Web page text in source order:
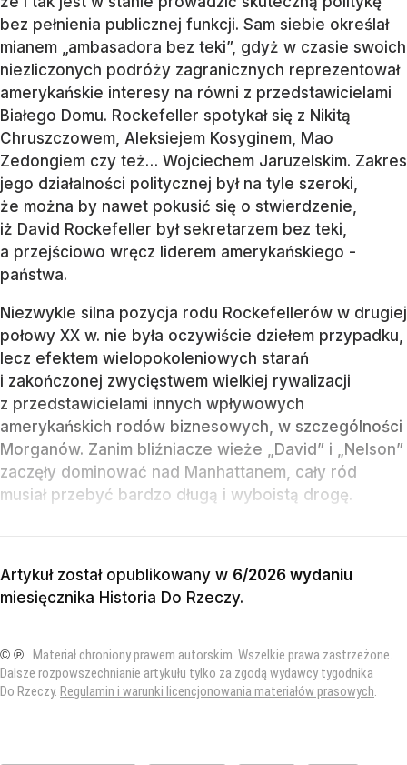
bez pełnienia publicznej funkcji. Sam siebie określał
mianem „ambasadora bez teki”, gdyż w czasie swoich
niezliczonych podróży zagranicznych reprezentował
amerykańskie interesy na równi z przedstawicielami
Białego Domu. Rockefeller spotykał się z Nikitą
Chruszczowem, Aleksiejem Kosyginem, Mao
Zedongiem czy też… Wojciechem Jaruzelskim. Zakres
jego działalności politycznej był na tyle szeroki,
że można by nawet pokusić się o stwierdzenie,
iż David Rockefeller był sekretarzem bez teki,
a przejściowo wręcz liderem amerykańskiego ­
państwa.
Niezwykle silna pozycja rodu Rockefellerów w drugiej
połowy XX w. nie była oczywiście dziełem przypadku,
lecz efektem wielopokoleniowych starań
i zakończonej zwycięstwem wielkiej rywalizacji
z przedstawicielami innych wpływowych
amerykańskich rodów biznesowych, w szczególności
Morganów. Zanim bliźniacze wieże „David” i „Nelson”
zaczęły dominować nad Manhattanem, cały ród
musiał przebyć bardzo długą i wyboistą drogę.
Artykuł został opublikowany w 6/2026 wydaniu
miesięcznika Historia Do Rzeczy.
© ℗ Materiał chroniony prawem autorskim. Wszelkie prawa zastrzeżone.
Dalsze rozpowszechnianie artykułu tylko za zgodą wydawcy tygodnika
Do Rzeczy. Regulamin i warunki licencjonowania materiałów prasowych.